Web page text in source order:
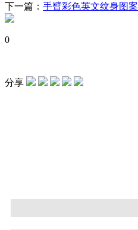
下一篇： 手臂彩色英文纹身图案
0
分享